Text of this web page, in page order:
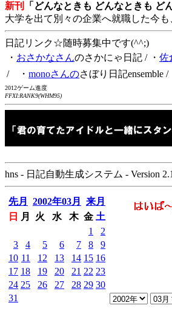
新刊
「どんなときも どんなときも ど
大学を出て別々の企業へ就職した今
日記リンク☆随時募集中です(^^;)
・ おさかなさんのさかにゃ日記 / ・ 佐
/ ・ monoさんのさぼり日記ensemble /
2012ゲーム進度
FFXI:RANK9(WHM95)
hns - 日記自動生成システム - Version
先月 2002年03月
来月
日
月 火 水 木 金 土
1
2
3
4 5 6 7 8
9
10 11 12 13 14 15 16
17 18 19 20 21 22 23
24 25 26 27 28 29 30
31